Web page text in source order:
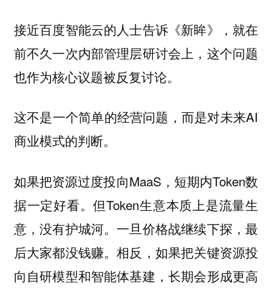
接近百度智能云的人士告诉《新眸》，就在
前不久一次内部管理层研讨会上，这个问题
也作为核心议题被反复讨论。
这不是一个简单的经营问题，而是对未来AI
商业模式的判断。
如果把资源过度投向MaaS，短期内Token数
据一定好看。但Token生意本质上是流量生
意，没有护城河。一旦价格战继续下探，最
后大家都没钱赚。相反，如果把关键资源投
向自研模型和智能体基建，长期会形成更高